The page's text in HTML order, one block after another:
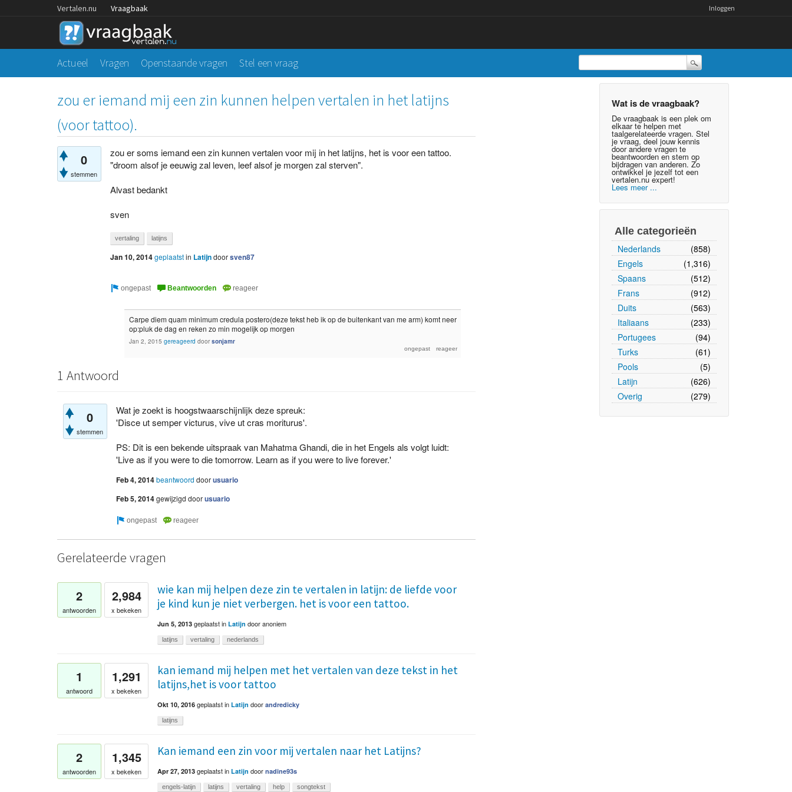
Vertalen.nu Vraagbaak Inloggen
Actueel Vragen Openstaande vragen Stel een vraag
Wat is de vraagbaak?
De vraagbaak is een plek om
elkaar te helpen met
taalgerelateerde vragen. Stel
je vraag, deel jouw kennis
door andere vragen te
beantwoorden en stem op
bijdragen van anderen. Zo
ontwikkel je jezelf tot een
vertalen.nu expert!
Lees meer ...
Alle categorieën
Nederlands
(858)
Engels
(1,316)
Spaans
(512)
Frans
(912)
Duits
(563)
Italiaans
(233)
Portugees
(94)
Turks
(61)
Pools
(5)
Latijn
(626)
Overig
(279)
zou er iemand mij een zin kunnen helpen vertalen in het latijns
(voor tattoo).
0
stemmen
zou er soms iemand een zin kunnen vertalen voor mij in het latijns, het is voor een tattoo.
"droom alsof je eeuwig zal leven, leef alsof je morgen zal sterven".
Alvast bedankt
sven
vertaling latijns
Jan 10, 2014geplaatstin Latijndoorsven87
Carpe diem quam minimum credula postero(deze tekst heb ik op de buitenkant van me arm) komt neer
op:pluk de dag en reken zo min mogelijk op morgen
Jan 2, 2015 gereageerd doorsonjamr
1 Antwoord
0
stemmen
Wat je zoekt is hoogstwaarschijnlijk deze spreuk:
'Disce ut semper victurus, vive ut cras moriturus'.
PS: Dit is een bekende uitspraak van Mahatma Ghandi, die in het Engels als volgt luidt:
'Live as if you were to die tomorrow. Learn as if you were to live forever.'
Feb 4, 2014beantwoord doorusuario
Feb 5, 2014gewijzigd doorusuario
Gerelateerde vragen
2
antwoorden
2,984
x bekeken
wie kan mij helpen deze zin te vertalen in latijn: de liefde voor
je kind kun je niet verbergen. het is voor een tattoo.
Jun 5, 2013 geplaatstin Latijn dooranoniem
latijns vertaling nederlands
1
antwoord
1,291
x bekeken
kan iemand mij helpen met het vertalen van deze tekst in het
latijns,het is voor tattoo
Okt 10, 2016 geplaatstin Latijn door andredicky
latijns
2
antwoorden
1,345
x bekeken
Kan iemand een zin voor mij vertalen naar het Latijns?
Apr 27, 2013 geplaatstin Latijn door nadine93s
engels-latijn latijns vertaling help songtekst